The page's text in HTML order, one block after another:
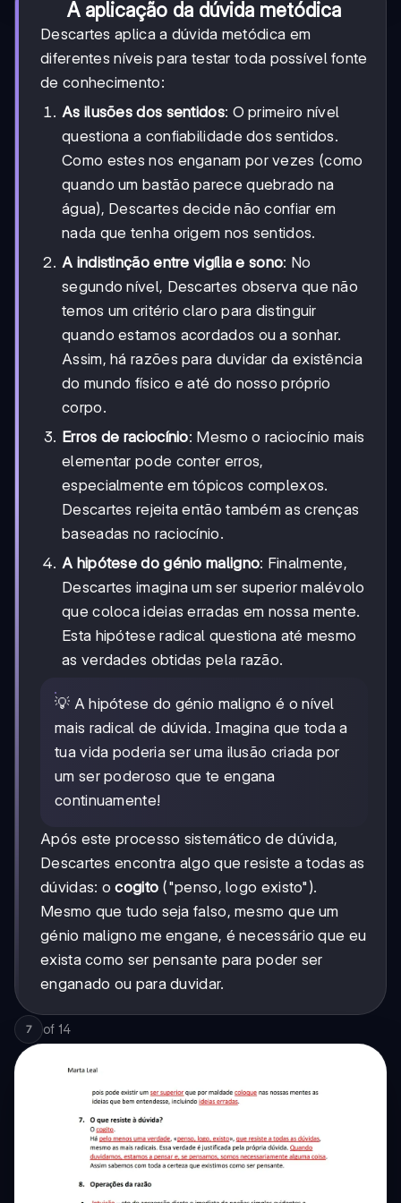
A aplicação da dúvida metódica
Descartes aplica a dúvida metódica em
diferentes níveis para testar toda possível fonte
de conhecimento:
As ilusões dos sentidos: O primeiro nível
questiona a confiabilidade dos sentidos.
Como estes nos enganam por vezes (como
quando um bastão parece quebrado na
água), Descartes decide não confiar em
nada que tenha origem nos sentidos.
A indistinção entre vigília e sono: No
segundo nível, Descartes observa que não
temos um critério claro para distinguir
quando estamos acordados ou a sonhar.
Assim, há razões para duvidar da existência
do mundo físico e até do nosso próprio
corpo.
Erros de raciocínio: Mesmo o raciocínio mais
elementar pode conter erros,
especialmente em tópicos complexos.
Descartes rejeita então também as crenças
baseadas no raciocínio.
A hipótese do génio maligno: Finalmente,
Descartes imagina um ser superior malévolo
que coloca ideias erradas em nossa mente.
Esta hipótese radical questiona até mesmo
as verdades obtidas pela razão.
💡 A hipótese do génio maligno é o nível
mais radical de dúvida. Imagina que toda a
tua vida poderia ser uma ilusão criada por
um ser poderoso que te engana
continuamente!
Após este processo sistemático de dúvida,
Descartes encontra algo que resiste a todas as
dúvidas: ocogito ("penso, logo existo").
Mesmo que tudo seja falso, mesmo que um
génio maligno me engane, é necessário que eu
exista como ser pensante para poder ser
enganado ou para duvidar.
7 of 14